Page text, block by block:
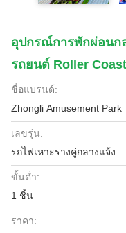
อุปกรณ์การพักผ่อนก
รถยนต์ Roller
ชื่อแบรนด์:
Zhongli Amusement Park
เลขรุ่น:
รถไฟเหาะรางคู่กลางแจ้ง
ขั้นต่ำ:
1 ชิ้น
ราคา: